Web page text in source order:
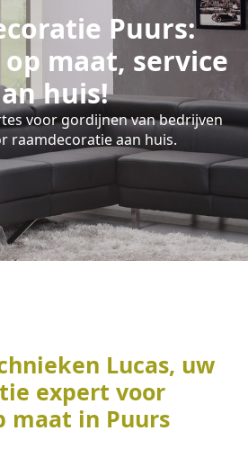
Puurs:
maat, service
huis!
voor gordijnen van bedrijven
raamdecoratie aan huis.
Lucas, uw
expert voor
maat in Puurs